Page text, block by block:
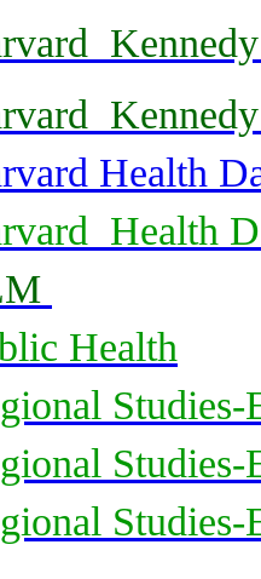
Health
Health
Health
Studies-
Studies-
Studies-